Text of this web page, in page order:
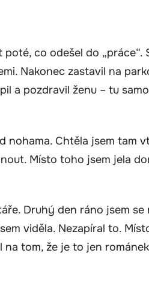
co odešel do „práce“.
Nakonec zastavil na
a pozdravil ženu – tu
nohama. Chtěla jsem tam
Místo toho jsem jela
Druhý den ráno jsem se
viděla. Nezapíral to.
na tom, že je to jen